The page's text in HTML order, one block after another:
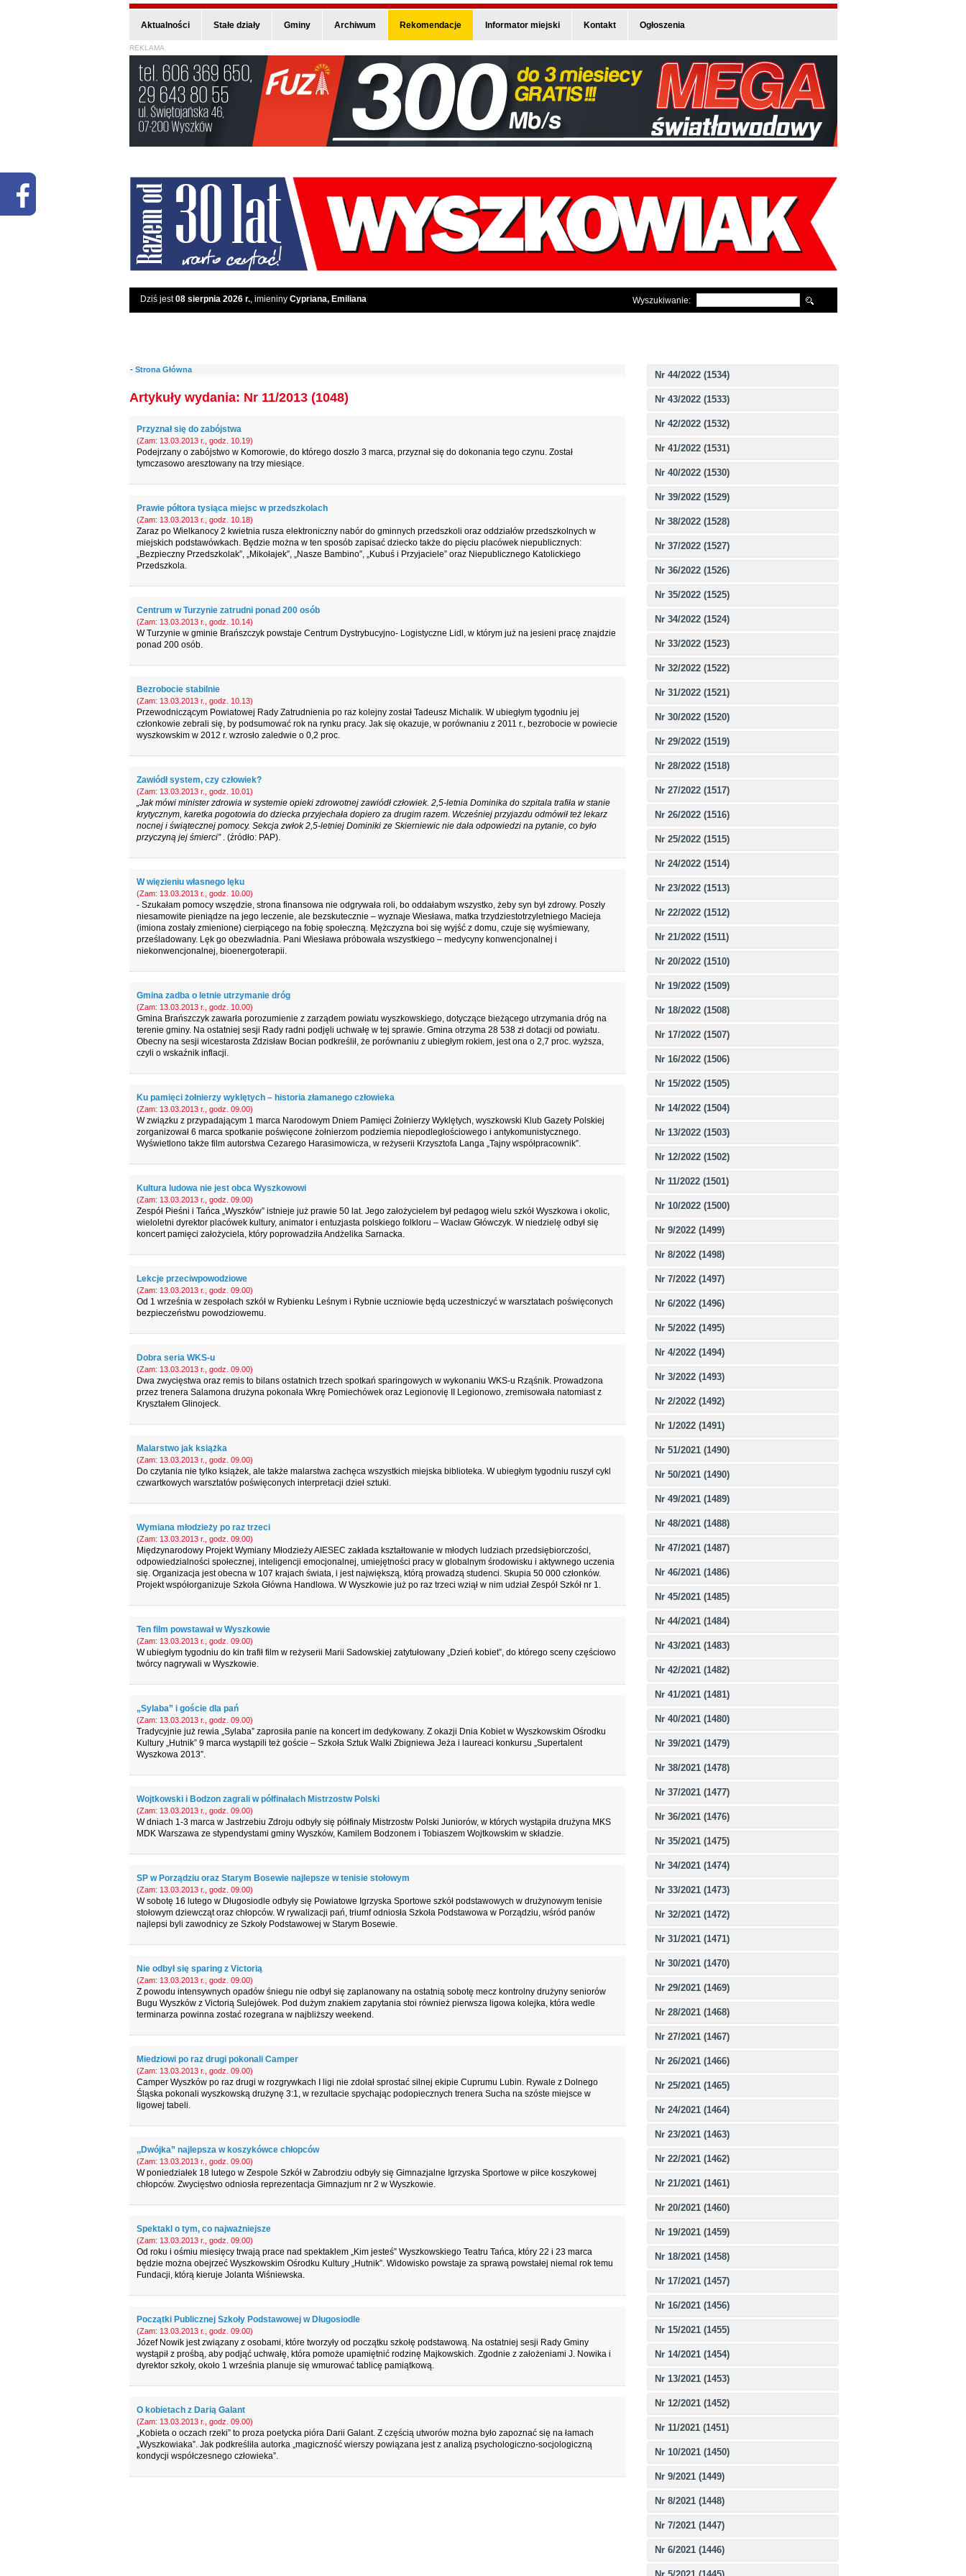
Aktualności Stałe działy Gminy Archiwum Rekomendacje Informator miejski Kontakt Ogłoszenia
REKLAMA
Dziś jest08 sierpnia 2026 r., imieniny Cypriana, Emiliana Wyszukiwanie:
Nr 44/2022 (1534)
Nr 43/2022 (1533)
Nr 42/2022 (1532)
Nr 41/2022 (1531)
Nr 40/2022 (1530)
Nr 39/2022 (1529)
Nr 38/2022 (1528)
Nr 37/2022 (1527)
Nr 36/2022 (1526)
Nr 35/2022 (1525)
Nr 34/2022 (1524)
Nr 33/2022 (1523)
Nr 32/2022 (1522)
Nr 31/2022 (1521)
Nr 30/2022 (1520)
Nr 29/2022 (1519)
Nr 28/2022 (1518)
Nr 27/2022 (1517)
Nr 26/2022 (1516)
Nr 25/2022 (1515)
Nr 24/2022 (1514)
Nr 23/2022 (1513)
Nr 22/2022 (1512)
Nr 21/2022 (1511)
Nr 20/2022 (1510)
Nr 19/2022 (1509)
Nr 18/2022 (1508)
Nr 17/2022 (1507)
Nr 16/2022 (1506)
Nr 15/2022 (1505)
Nr 14/2022 (1504)
Nr 13/2022 (1503)
Nr 12/2022 (1502)
Nr 11/2022 (1501)
Nr 10/2022 (1500)
Nr 9/2022 (1499)
Nr 8/2022 (1498)
Nr 7/2022 (1497)
Nr 6/2022 (1496)
Nr 5/2022 (1495)
Nr 4/2022 (1494)
Nr 3/2022 (1493)
Nr 2/2022 (1492)
Nr 1/2022 (1491)
Nr 51/2021 (1490)
Nr 50/2021 (1490)
Nr 49/2021 (1489)
Nr 48/2021 (1488)
Nr 47/2021 (1487)
Nr 46/2021 (1486)
Nr 45/2021 (1485)
Nr 44/2021 (1484)
Nr 43/2021 (1483)
Nr 42/2021 (1482)
Nr 41/2021 (1481)
Nr 40/2021 (1480)
Nr 39/2021 (1479)
Nr 38/2021 (1478)
Nr 37/2021 (1477)
Nr 36/2021 (1476)
Nr 35/2021 (1475)
Nr 34/2021 (1474)
Nr 33/2021 (1473)
Nr 32/2021 (1472)
Nr 31/2021 (1471)
Nr 30/2021 (1470)
Nr 29/2021 (1469)
Nr 28/2021 (1468)
Nr 27/2021 (1467)
Nr 26/2021 (1466)
Nr 25/2021 (1465)
Nr 24/2021 (1464)
Nr 23/2021 (1463)
Nr 22/2021 (1462)
Nr 21/2021 (1461)
Nr 20/2021 (1460)
Nr 19/2021 (1459)
Nr 18/2021 (1458)
Nr 17/2021 (1457)
Nr 16/2021 (1456)
Nr 15/2021 (1455)
Nr 14/2021 (1454)
Nr 13/2021 (1453)
Nr 12/2021 (1452)
Nr 11/2021 (1451)
Nr 10/2021 (1450)
Nr 9/2021 (1449)
Nr 8/2021 (1448)
Nr 7/2021 (1447)
Nr 6/2021 (1446)
- Strona Główna
Artykuły wydania: Nr 11/2013 (1048)
Przyznał się do zabójstwa
(Zam: 13.03.2013 r., godz. 10.19)
Podejrzany o zabójstwo w Komorowie, do którego doszło 3 marca, przyznał się do dokonania tego czynu. Został
tymczasowo aresztowany na trzy miesiące.
Prawie półtora tysiąca miejsc w przedszkolach
(Zam: 13.03.2013 r., godz. 10.18)
Zaraz po Wielkanocy 2 kwietnia rusza elektroniczny nabór do gminnych przedszkoli oraz oddziałów przedszkolnych w
miejskich podstawówkach. Będzie można w ten sposób zapisać dziecko także do pięciu placówek niepublicznych:
„Bezpieczny Przedszkolak”, „Mikołajek”, „Nasze Bambino”, „Kubuś i Przyjaciele” oraz Niepublicznego Katolickiego
Przedszkola.
Centrum w Turzynie zatrudni ponad 200 osób
(Zam: 13.03.2013 r., godz. 10.14)
W Turzynie w gminie Brańszczyk powstaje Centrum Dystrybucyjno- Logistyczne Lidl, w którym już na jesieni pracę znajdzie
ponad 200 osób.
Bezrobocie stabilnie
(Zam: 13.03.2013 r., godz. 10.13)
Przewodniczącym Powiatowej Rady Zatrudnienia po raz kolejny został Tadeusz Michalik. W ubiegłym tygodniu jej
członkowie zebrali się, by podsumować rok na rynku pracy. Jak się okazuje, w porównaniu z 2011 r., bezrobocie w powiecie
wyszkowskim w 2012 r. wzrosło zaledwie o 0,2 proc.
Zawiódł system, czy człowiek?
(Zam: 13.03.2013 r., godz. 10.01)
„Jak mówi minister zdrowia w systemie opieki zdrowotnej zawiódł człowiek. 2,5-letnia Dominika do szpitala trafiła w stanie
krytycznym, karetka pogotowia do dziecka przyjechała dopiero za drugim razem. Wcześniej przyjazdu odmówił też lekarz
nocnej i świątecznej pomocy. Sekcja zwłok 2,5-letniej Dominiki ze Skierniewic nie dała odpowiedzi na pytanie, co było
przyczyną jej śmierci” . (źródło: PAP).
W więzieniu własnego lęku
(Zam: 13.03.2013 r., godz. 10.00)
- Szukałam pomocy wszędzie, strona finansowa nie odgrywała roli, bo oddałabym wszystko, żeby syn był zdrowy. Poszły
niesamowite pieniądze na jego leczenie, ale bezskutecznie – wyznaje Wiesława, matka trzydziestotrzyletniego Macieja
(imiona zostały zmienione) cierpiącego na fobię społeczną. Mężczyzna boi się wyjść z domu, czuje się wyśmiewany,
prześladowany. Lęk go obezwładnia. Pani Wiesława próbowała wszystkiego – medycyny konwencjonalnej i
niekonwencjonalnej, bioenergoterapii.
Gmina zadba o letnie utrzymanie dróg
(Zam: 13.03.2013 r., godz. 10.00)
Gmina Brańszczyk zawarła porozumienie z zarządem powiatu wyszkowskiego, dotyczące bieżącego utrzymania dróg na
terenie gminy. Na ostatniej sesji Rady radni podjęli uchwałę w tej sprawie. Gmina otrzyma 28 538 zł dotacji od powiatu.
Obecny na sesji wicestarosta Zdzisław Bocian podkreślił, że porównaniu z ubiegłym rokiem, jest ona o 2,7 proc. wyższa,
czyli o wskaźnik inflacji.
Ku pamięci żołnierzy wyklętych – historia złamanego człowieka
(Zam: 13.03.2013 r., godz. 09.00)
W związku z przypadającym 1 marca Narodowym Dniem Pamięci Żołnierzy Wyklętych, wyszkowski Klub Gazety Polskiej
zorganizował 6 marca spotkanie poświęcone żołnierzom podziemia niepodległościowego i antykomunistycznego.
Wyświetlono także film autorstwa Cezarego Harasimowicza, w reżyserii Krzysztofa Langa „Tajny współpracownik”.
Kultura ludowa nie jest obca Wyszkowowi
(Zam: 13.03.2013 r., godz. 09.00)
Zespół Pieśni i Tańca „Wyszków” istnieje już prawie 50 lat. Jego założycielem był pedagog wielu szkół Wyszkowa i okolic,
wieloletni dyrektor placówek kultury, animator i entuzjasta polskiego folkloru – Wacław Główczyk. W niedzielę odbył się
koncert pamięci założyciela, który poprowadziła Andżelika Sarnacka.
Lekcje przeciwpowodziowe
(Zam: 13.03.2013 r., godz. 09.00)
Od 1 września w zespołach szkół w Rybienku Leśnym i Rybnie uczniowie będą uczestniczyć w warsztatach poświęconych
bezpieczeństwu powodziowemu.
Dobra seria WKS-u
(Zam: 13.03.2013 r., godz. 09.00)
Dwa zwycięstwa oraz remis to bilans ostatnich trzech spotkań sparingowych w wykonaniu WKS-u Rząśnik. Prowadzona
przez trenera Salamona drużyna pokonała Wkrę Pomiechówek oraz Legionovię II Legionowo, zremisowała natomiast z
Kryształem Glinojeck.
Malarstwo jak książka
(Zam: 13.03.2013 r., godz. 09.00)
Do czytania nie tylko książek, ale także malarstwa zachęca wszystkich miejska biblioteka. W ubiegłym tygodniu ruszył cykl
czwartkowych warsztatów poświęconych interpretacji dzieł sztuki.
Wymiana młodzieży po raz trzeci
(Zam: 13.03.2013 r., godz. 09.00)
Międzynarodowy Projekt Wymiany Młodzieży AIESEC zakłada kształtowanie w młodych ludziach przedsiębiorczości,
odpowiedzialności społecznej, inteligencji emocjonalnej, umiejętności pracy w globalnym środowisku i aktywnego uczenia
się. Organizacja jest obecna w 107 krajach świata, i jest największą, którą prowadzą studenci. Skupia 50 000 członków.
Projekt współorganizuje Szkoła Główna Handlowa. W Wyszkowie już po raz trzeci wziął w nim udział Zespół Szkół nr 1.
Ten film powstawał w Wyszkowie
(Zam: 13.03.2013 r., godz. 09.00)
W ubiegłym tygodniu do kin trafił film w reżyserii Marii Sadowskiej zatytułowany „Dzień kobiet”, do którego sceny częściowo
twórcy nagrywali w Wyszkowie.
„Sylaba” i goście dla pań
(Zam: 13.03.2013 r., godz. 09.00)
Tradycyjnie już rewia „Sylaba” zaprosiła panie na koncert im dedykowany. Z okazji Dnia Kobiet w Wyszkowskim Ośrodku
Kultury „Hutnik” 9 marca wystąpili też goście – Szkoła Sztuk Walki Zbigniewa Jeża i laureaci konkursu „Supertalent
Wyszkowa 2013”.
Wojtkowski i Bodzon zagrali w półfinałach Mistrzostw Polski
(Zam: 13.03.2013 r., godz. 09.00)
W dniach 1-3 marca w Jastrzebiu Zdroju odbyły się półfinały Mistrzostw Polski Juniorów, w których wystąpiła drużyna MKS
MDK Warszawa ze stypendystami gminy Wyszków, Kamilem Bodzonem i Tobiaszem Wojtkowskim w składzie.
SP w Porządziu oraz Starym Bosewie najlepsze w tenisie stołowym
(Zam: 13.03.2013 r., godz. 09.00)
W sobotę 16 lutego w Długosiodle odbyły się Powiatowe Igrzyska Sportowe szkół podstawowych w drużynowym tenisie
stołowym dziewcząt oraz chłopców. W rywalizacji pań, triumf odniosła Szkoła Podstawowa w Porządziu, wśród panów
najlepsi byli zawodnicy ze Szkoły Podstawowej w Starym Bosewie.
Nie odbył się sparing z Victorią
(Zam: 13.03.2013 r., godz. 09.00)
Z powodu intensywnych opadów śniegu nie odbył się zaplanowany na ostatnią sobotę mecz kontrolny drużyny seniorów
Bugu Wyszków z Victorią Sulejówek. Pod dużym znakiem zapytania stoi również pierwsza ligowa kolejka, która wedle
terminarza powinna zostać rozegrana w najbliższy weekend.
Miedziowi po raz drugi pokonali Camper
(Zam: 13.03.2013 r., godz. 09.00)
Camper Wyszków po raz drugi w rozgrywkach I ligi nie zdołał sprostać silnej ekipie Cuprumu Lubin. Rywale z Dolnego
Śląska pokonali wyszkowską drużynę 3:1, w rezultacie spychając podopiecznych trenera Sucha na szóste miejsce w
ligowej tabeli.
,,Dwójka” najlepsza w koszykówce chłopców
(Zam: 13.03.2013 r., godz. 09.00)
W poniedziałek 18 lutego w Zespole Szkół w Zabrodziu odbyły się Gimnazjalne Igrzyska Sportowe w piłce koszykowej
chłopców. Zwycięstwo odniosła reprezentacja Gimnazjum nr 2 w Wyszkowie.
Spektakl o tym, co najważniejsze
(Zam: 13.03.2013 r., godz. 09.00)
Od roku i ośmiu miesięcy trwają prace nad spektaklem „Kim jesteś” Wyszkowskiego Teatru Tańca, który 22 i 23 marca
będzie można obejrzeć Wyszkowskim Ośrodku Kultury „Hutnik”. Widowisko powstaje za sprawą powstałej niemal rok temu
Fundacji, którą kieruje Jolanta Wiśniewska.
Początki Publicznej Szkoły Podstawowej w Długosiodle
(Zam: 13.03.2013 r., godz. 09.00)
Józef Nowik jest związany z osobami, które tworzyły od początku szkołę podstawową. Na ostatniej sesji Rady Gminy
wystąpił z prośbą, aby podjąć uchwałę, która pomoże upamiętnić rodzinę Majkowskich. Zgodnie z założeniami J. Nowika i
dyrektor szkoły, około 1 września planuje się wmurować tablicę pamiątkową.
O kobietach z Darią Galant
(Zam: 13.03.2013 r., godz. 09.00)
„Kobieta o oczach rzeki” to proza poetycka pióra Darii Galant. Z częścią utworów można było zapoznać się na łamach
„Wyszkowiaka”. Jak podkreśliła autorka „magiczność wierszy powiązana jest z analizą psychologiczno-socjologiczną
kondycji współczesnego człowieka”.